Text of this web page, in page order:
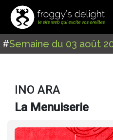
#Semaine du 03 août
INO ARA
La Menuiserie